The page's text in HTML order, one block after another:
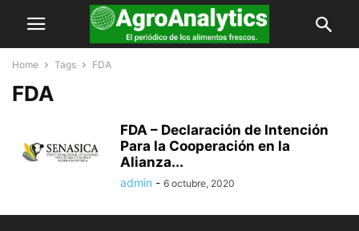
Home Tags FDA
FDA
FDA – Declaración de Intención
Para la Cooperación en la
Alianza...
admin - 6 octubre, 2020